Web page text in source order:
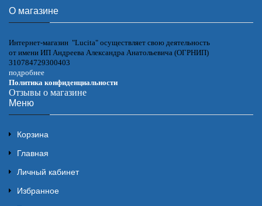
О магазине
Интернет-магазин "Lucita" осуществляет свою деятельность
от имени ИП Андреева Александра Анатольевича (ОГРНИП)
310784729300403
подробнее
Политика конфиденциальности
Отзывы о магазине
Меню
Корзина
Главная
Личный кабинет
Избранное